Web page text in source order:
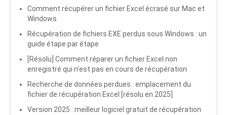
Comment récupérer un fichier Excel écrasé sur Mac et
Windows
Récupération de fichiers EXE perdus sous Windows : un
guide étape par étape
[Résolu] Comment réparer un fichier Excel non
enregistré qui n'est pas en cours de récupération
Recherche de données perdues : emplacement du
fichier de récupération Excel [résolu en 2025]
Version 2025 : meilleur logiciel gratuit de récupération